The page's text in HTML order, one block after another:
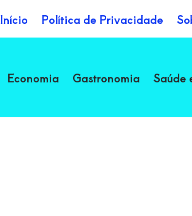
Início Política de Privacidade
Economia Gastronomia Saúde